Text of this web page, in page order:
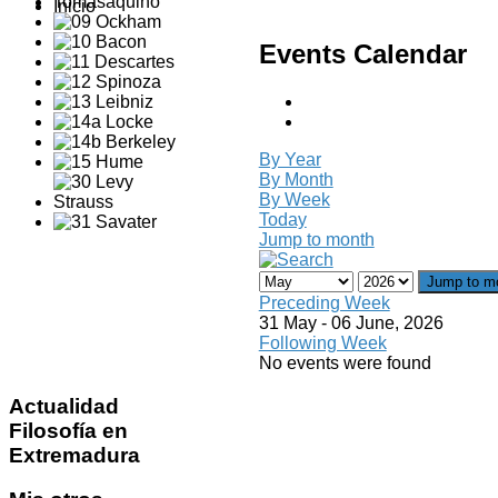
Inicio
Events Calendar
By Year
By Month
By Week
Today
Jump to month
Jump to
Preceding Week
31 May - 06 June, 2026
Following Week
No events were found
Actualidad
Filosofía en
Extremadura